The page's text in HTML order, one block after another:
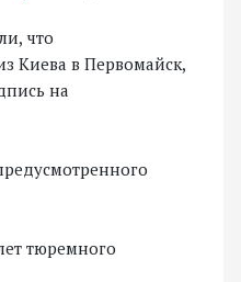
что
Киева в Первомайск,
на
тюремного